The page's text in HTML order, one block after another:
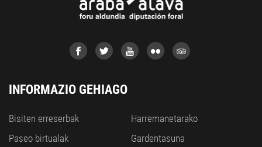
INFORMAZIO GEHIAGO
Bisiten erreserbak
Paseo birtualak
Harremanetarako
Gardentasuna